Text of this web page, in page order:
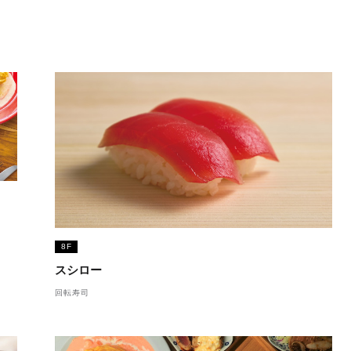
8F
スシロー
回転寿司